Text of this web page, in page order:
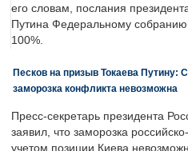
его словам, послания
Путина Федеральному
100%.
Песков на призыв Токаева Путину:
заморозка конфликта невозможна
Пресс-секретарь президента
заявил, что заморозка
учетом позиции Киева